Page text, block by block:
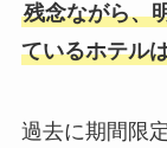
残念ながら、
ているホテル
過去に期間限